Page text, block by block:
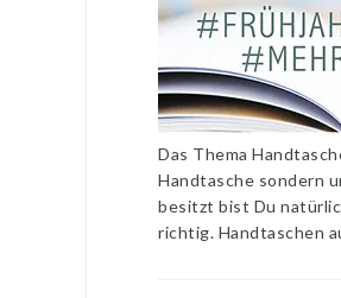
Das Thema
Handtasche sondern
besitzt bist Du
richtig. Handtaschen